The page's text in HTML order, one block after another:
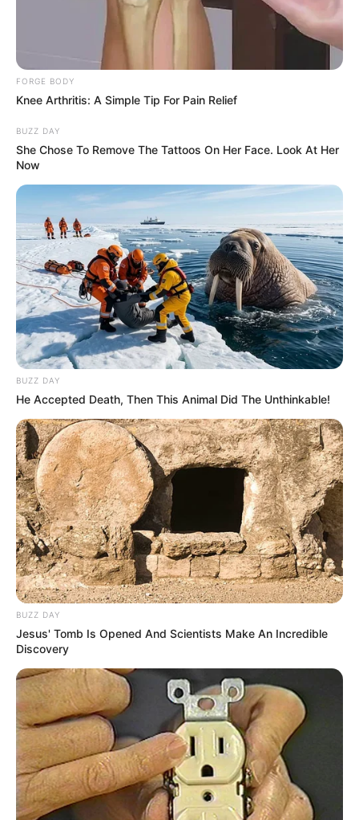
FORGE BODY
Knee Arthritis: A Simple Tip For Pain Relief
BUZZ DAY
She Chose To Remove The Tattoos On Her Face. Look At Her
Now
BUZZ DAY
He Accepted Death, Then This Animal Did The Unthinkable!
BUZZ DAY
Jesus' Tomb Is Opened And Scientists Make An Incredible
Discovery